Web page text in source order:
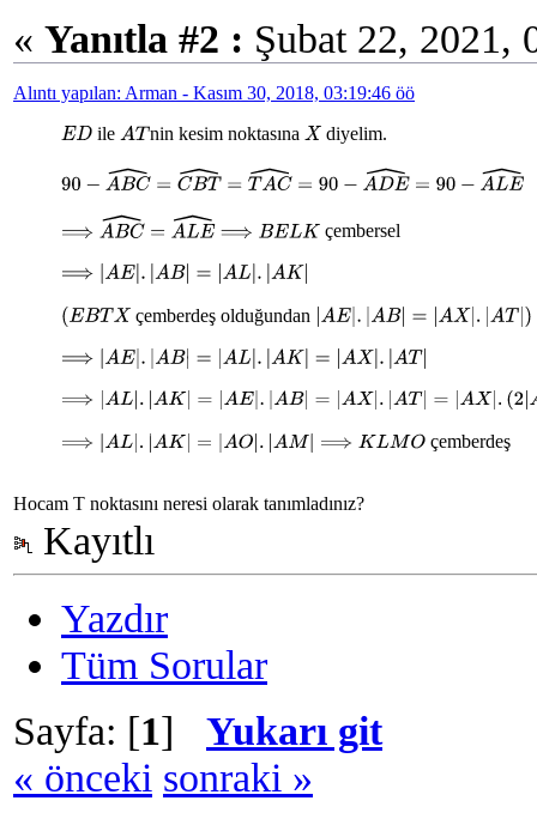
« Yanıtla #2 : Şubat 22, 2021,
Alıntı yapılan: Arman - Kasım 30, 2018, 03:19:46 öö
ED ile AT nin kesim noktasına Xdiyelim.
90 −A BC^= CBT^=T AC^=90−A DE ^= 90−ALE ^
⟹ABC^= A LE^⟹BELK çembersel
⟹|AE|.|A B|=|A L|. AK|
(EBTX çemberdeş olduğundan AE|. A B|=| AX .|AT|
⟹|AE|.|A B|=|A L|. AK|= | AX|.| T|
⟹| AL|.|A K|=|A E|. AB|= |AX|.|A T| |AX .( 2|AO )= 2|AX | .|A
⟹| AL|.|A K|=|A O|. AM| ⟹KL MO çemberdeş
Hocam T noktasını neresi olarak tanımladınız?
Kayıtlı
Yazdır
Tüm Sorular
Sayfa: [1] Yukarı git
« önceki sonraki »